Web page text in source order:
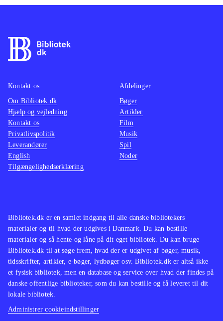
Bibliotek.dk er en samlet indgang til alle danske bibliotekers
materialer og til hvad der udgives i Danmark. Du kan bestille
materialer og så hente og låne på dit eget bibliotek. Du kan bruge
Bibliotek.dk til at søge frem, hvad der er udgivet af bøger, musik,
tidsskrifter, artikler, e-bøger, lydbøger osv. Bibliotek.dk er altså ikke
et fysisk bibliotek, men en database og service over hvad der findes på
danske offentlige biblioteker, som du kan bestille og få leveret til dit
lokale bibliotek.
Administrer cookieindstillinger
Kontakt os
Om Bibliotek.dk
Hjælp og vejledning
Kontakt os
Privatlivspolitik
Leverandører
English
Tilgængelighedserklæring
Afdelinger
Bøger
Artikler
Film
Musik
Spil
Noder